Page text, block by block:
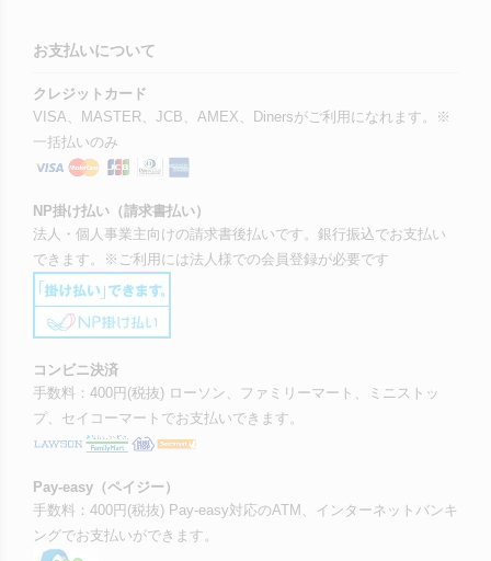
お支払いについて
クレジットカード
VISA、MASTER、JCB、AMEX、Dinersがご利用になれます。※
一括払いのみ
NP掛け払い（請求書払い）
法人・個人事業主向けの請求書後払いです。銀行振込でお支払い
できます。※ご利用には法人様での会員登録が必要です
コンビニ決済
手数料：400円(税抜) ローソン、ファミリーマート、ミニストッ
プ、セイコーマートでお支払いできます。
Pay-easy（ペイジー）
手数料：400円(税抜) Pay-easy対応のATM、インターネットバンキ
ングでお支払いができます。